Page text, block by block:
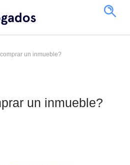
un inmueble?
un inmueble?